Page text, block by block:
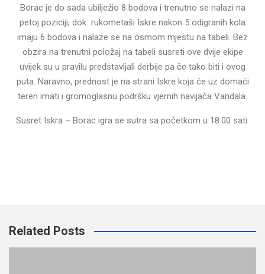
Borac je do sada ubilježio 8 bodova i trenutno se nalazi na
petoj poziciji, dok rukometaši Iskre nakon 5 odigranih kola
imaju 6 bodova i nalaze se na osmom mjestu na tabeli. Bez
obzira na trenutni položaj na tabeli susreti ove dvije ekipe
uvijek su u pravilu predstavljali derbije pa če tako biti i ovog
puta. Naravno, prednost je na strani Iskre koja će uz domaći
teren imati i gromoglasnu podršku vjernih navijača Vandala.
Susret Iskra – Borac igra se sutra sa početkom u 18.00 sati.
Related Posts